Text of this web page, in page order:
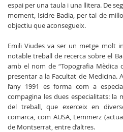
espai per una taula i una llitera. De
moment, Isidre Badia, per tal de
objectiu que aconsegueix.
Emili Viudes va ser un metge molt
notable treball de recerca sobre el
amb el nom de “Topografia Mèdica
presentar a la Facultat de Medicina.
l’any 1991 es forma com a
compagina les dues especialitats: la
del treball, que exerceix en
comarca, com AUSA, Lemmerz
de Montserrat, entre d’altres.